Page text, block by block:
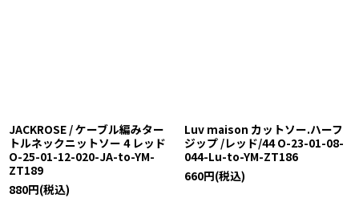
JACKROSE / ケーブル編みター
トルネックニットソー 4 レッド
O-25-01-12-020-JA-to-YM-
ZT189
880円(税込)
Luv maison カットソー.ハーフ
ジップ /レッド/44 O-23-01-08-
044-Lu-to-YM-ZT186
660円(税込)